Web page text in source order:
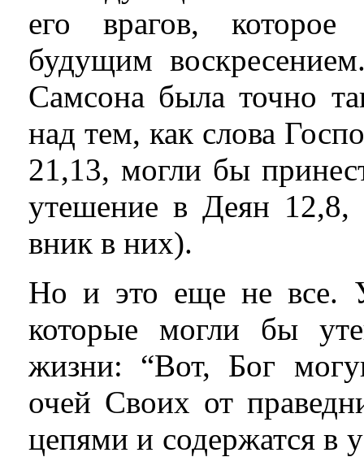
его врагов,
будущим
Самсона была точно
над тем, как слова
21,13, могли бы
утешение в Деян 12,8,
вник в них).
Но и это еще не все.
которые могли бы
жизни: “Вот, Бог
очей Своих от
цепями и содержатся в